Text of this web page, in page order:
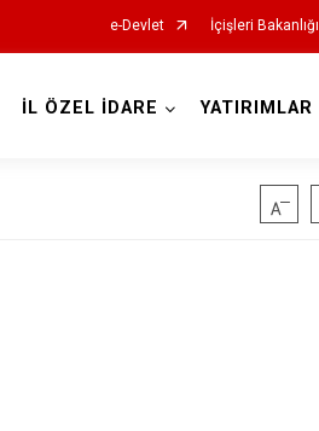
e-Devlet İçişleri Bakanlığı
İL ÖZEL İDARE YATIRIMLAR